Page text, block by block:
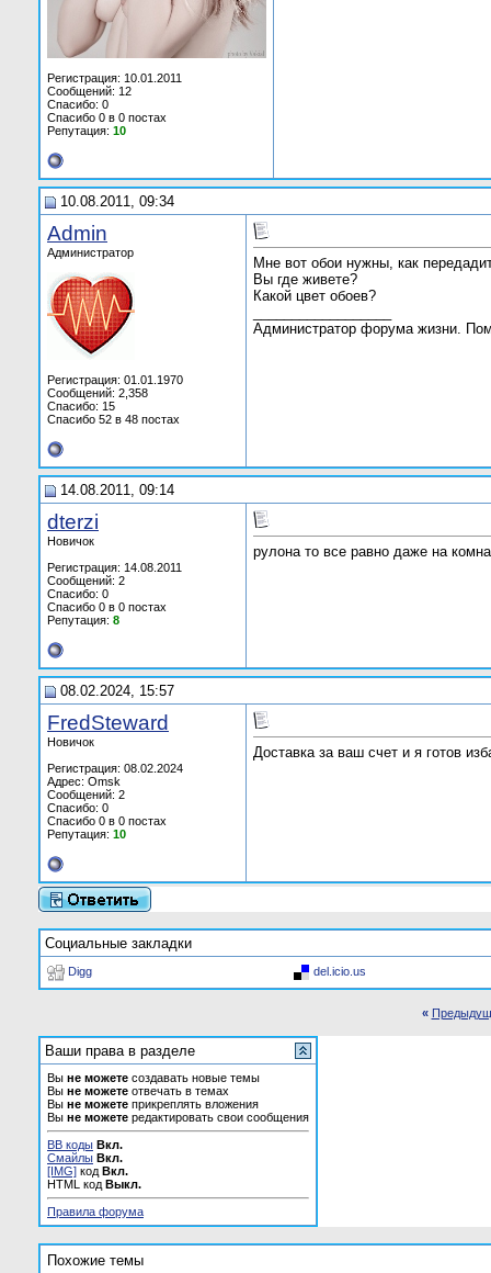
Регистрация: 10.01.2011
Сообщений: 12
Спасибо: 0
Спасибо 0 в 0 постах
Репутация: 10
10.08.2011, 09:34
Admin
Администратор
Регистрация: 01.01.1970
Сообщений: 2,358
Спасибо: 15
Спасибо 52 в 48 постах
Мне вот обои нужны, как
Вы где живете?
Какой цвет обоев?
Администратор форума жизни.
14.08.2011, 09:14
dterzi
Новичок
Регистрация: 14.08.2011
Сообщений: 2
Спасибо: 0
Спасибо 0 в 0 постах
Репутация: 8
рулона то все равно даже на
08.02.2024, 15:57
FredSteward
Новичок
Регистрация: 08.02.2024
Адрес: Omsk
Сообщений: 2
Спасибо: 0
Спасибо 0 в 0 постах
Репутация: 10
Доставка за ваш счет и я готов
Социальные закладки
Digg del.icio.us
«
Ваши права в разделе
Вы не можете создавать новые темы
Вы не можете отвечать в темах
Вы не можете прикреплять вложения
Вы не можете редактировать свои сообщения
BB коды Вкл.
Смайлы Вкл.
[IMG] код Вкл.
HTML код Выкл.
Правила форума
Похожие темы